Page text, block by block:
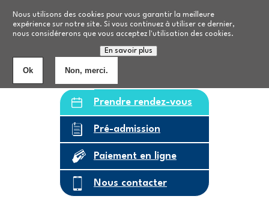
Nous utilisons des cookies pour vous garantir la meilleure
expérience sur notre site. Si vous continuez à utiliser ce dernier,
nous considérerons que vous acceptez l'utilisation des cookies.
En savoir plus
Ok Non, merci.
Nos formations
Personnes âgées8
Prendre rendez-vous
Pré-admission
Paiement en ligne
Nous contacter